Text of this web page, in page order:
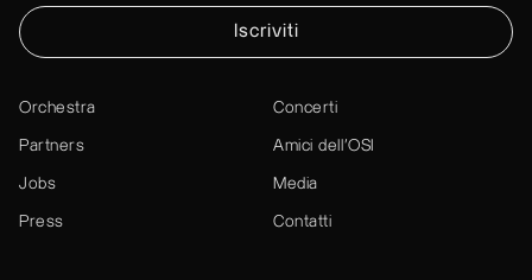
Iscriviti
Orchestra Concerti
Partners Amici dell’OSI
Jobs Media
Press Contatti